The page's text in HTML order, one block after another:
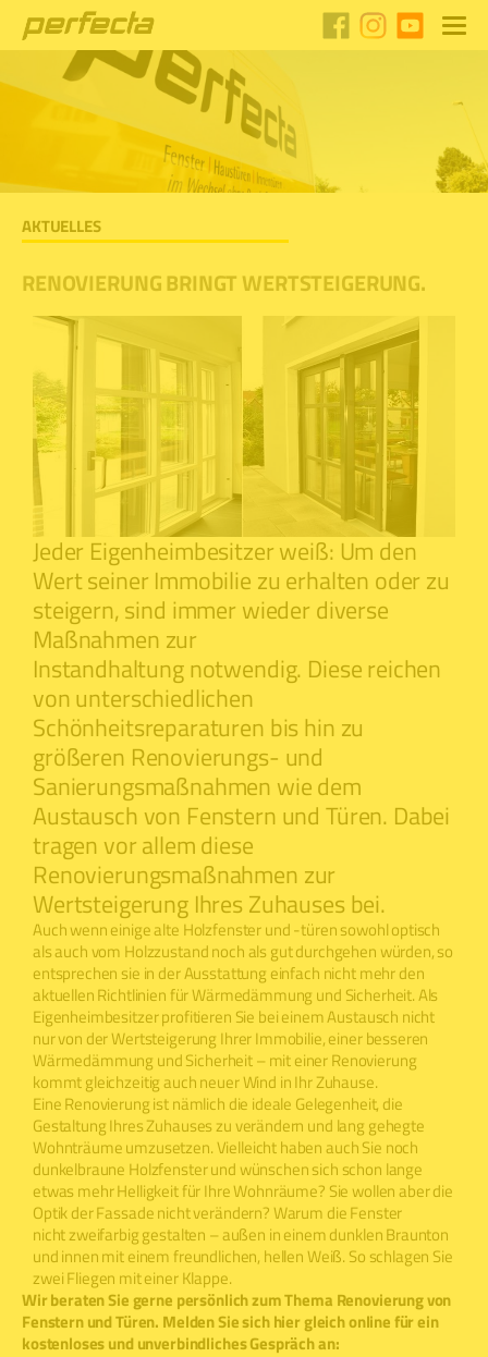
AKTUELLES
RENOVIERUNG BRINGT WERTSTEIGERUNG.
Jeder Eigenheimbesitzer weiß: Um den
Wert seiner Immobilie zu erhalten oder zu
steigern, sind immer wieder diverse
Maßnahmen zur
Instandhaltung notwendig. Diese reichen
von unterschiedlichen
Schönheitsreparaturen bis hin zu
größeren Renovierungs- und
Sanierungsmaßnahmen wie dem
Austausch von Fenstern und Türen. Dabei
tragen vor allem diese
Renovierungsmaßnahmen zur
Wertsteigerung Ihres Zuhauses bei.
Auch wenn einige alte Holzfenster und -türen sowohl optisch
als auch vom Holzzustand noch als gut durchgehen würden, so
entsprechen sie in der Ausstattung einfach nicht mehr den
aktuellen Richtlinien für Wärmedämmung und Sicherheit. Als
Eigenheimbesitzer profitieren Sie bei einem Austausch nicht
nur von der Wertsteigerung Ihrer Immobilie, einer besseren
Wärmedämmung und Sicherheit – mit einer Renovierung
kommt gleichzeitig auch neuer Wind in Ihr Zuhause.
Eine Renovierung ist nämlich die ideale Gelegenheit, die
Gestaltung Ihres Zuhauses zu verändern und lang gehegte
Wohnträume umzusetzen. Vielleicht haben auch Sie noch
dunkelbraune Holzfenster und wünschen sich schon lange
etwas mehr Helligkeit für Ihre Wohnräume? Sie wollen aber die
Optik der Fassade nicht verändern? Warum die Fenster
nicht zweifarbig gestalten – außen in einem dunklen Braunton
und innen mit einem freundlichen, hellen Weiß. So schlagen Sie
zwei Fliegen mit einer Klappe.
Wir beraten Sie gerne persönlich zum Thema Renovierung von
Fenstern und Türen. Melden Sie sich hier gleich online für ein
kostenloses und unverbindliches Gespräch an: